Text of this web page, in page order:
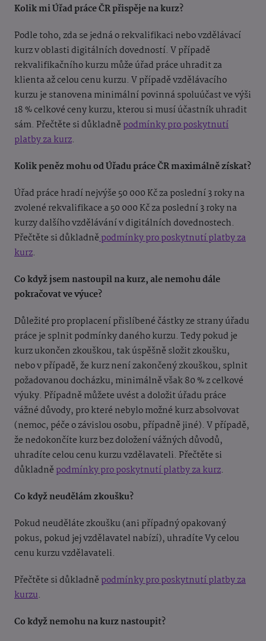
Kolik mi Úřad práce ČR přispěje na kurz?
Podle toho, zda se jedná o rekvalifikaci nebo vzdělávací
kurz v oblasti digitálních dovedností. V případě
rekvalifikačního kurzu může úřad práce uhradit za
klienta až celou cenu kurzu. V případě vzdělávacího
kurzu je stanovena minimální povinná spoluúčast ve výši
18 % celkové ceny kurzu, kterou si musí účastník uhradit
sám. Přečtěte si důkladně podmínky pro poskytnutí
platby za kurz.
Kolik peněz mohu od Úřadu práce ČR maximálně získat?
Úřad práce hradí nejvýše 50 000 Kč za poslední 3 roky na
zvolené rekvalifikace a 50 000 Kč za poslední 3 roky na
kurzy dalšího vzdělávání v digitálních dovednostech.
Přečtěte si důkladněpodmínky pro poskytnutí platby za
kurz.
Co když jsem nastoupil na kurz, ale nemohu dále
pokračovat ve výuce?
Důležité pro proplacení přislíbené částky ze strany úřadu
práce je splnit podmínky daného kurzu. Tedy pokud je
kurz ukončen zkouškou, tak úspěšně složit zkoušku,
nebo v případě, že kurz není zakončený zkouškou, splnit
požadovanou docházku, minimálně však 80 % z celkové
výuky. Případně můžete uvést a doložit úřadu práce
vážné důvody, pro které nebylo možné kurz absolvovat
(nemoc, péče o závislou osobu, případně jiné). V případě,
že nedokončíte kurz bez doložení vážných důvodů,
uhradíte celou cenu kurzu vzdělavateli. Přečtěte si
důkladně podmínky pro poskytnutí platby za kurz.
Co když neudělám zkoušku?
Pokud neuděláte zkoušku (ani případný opakovaný
pokus, pokud jej vzdělavatel nabízí), uhradíte Vy celou
cenu kurzu vzdělavateli.
Přečtěte si důkladně podmínky pro poskytnutí platby za
kurzu.
Co když nemohu na kurz nastoupit?